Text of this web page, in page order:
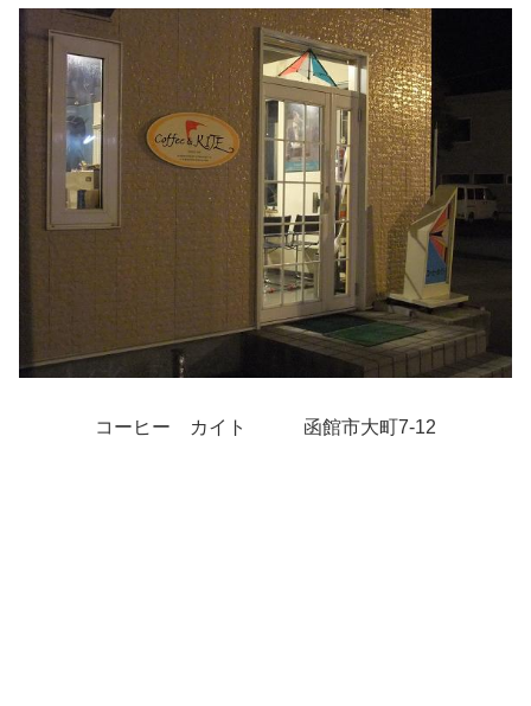
コーヒー カイト 函館市大町7-12